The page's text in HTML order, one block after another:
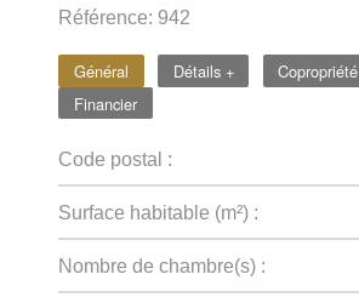
Référence: 942
Général Détails +
Copropriété
Financier
Code postal :
Surface habitable (m²) :
Nombre de chambre(s) :